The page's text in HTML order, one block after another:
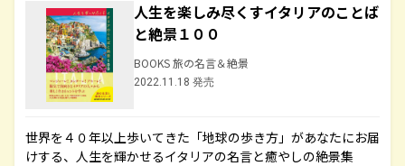
人生を楽しみ尽くすイタリアのことば
と絶景１００
BOOKS 旅の名言＆絶景
2022.11.18 発売
世界を４０年以上歩いてきた「地球の歩き方」があなたにお届
けする、人生を輝かせるイタリアの名言と癒やしの絶景集